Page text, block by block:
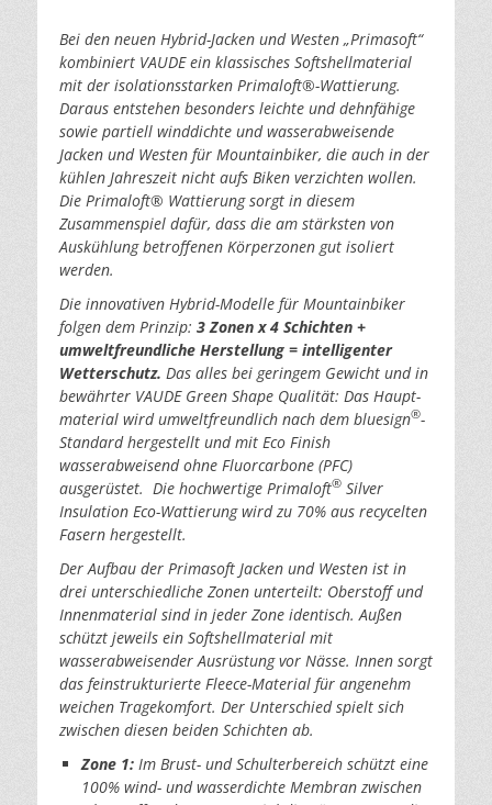
Bei den neuen Hybrid-Jacken und Westen „Primasoft“
kombiniert VAUDE ein klassisches Softshellmaterial
mit der isolationsstarken Primaloft®-Wattierung.
Daraus entstehen besonders leichte und dehnfähige
sowie partiell winddichte und wasserabweisende
Jacken und Westen für Mountainbiker, die auch in der
kühlen Jahreszeit nicht aufs Biken verzichten wollen.
Die Primaloft® Wattierung sorgt in diesem
Zusammenspiel dafür, dass die am stärksten von
Auskühlung betroffenen Körperzonen gut isoliert
werden.
Die innovativen Hybrid-Modelle für Mountainbiker
folgen dem Prinzip: 3 Zonen x 4 Schichten +
umweltfreundliche Herstellung = intelligenter
Wetterschutz. Das alles bei geringem Gewicht und in
bewährter VAUDE Green Shape Qualität: Das Haupt­
material wird umweltfreundlich nach dem bluesign®-
Standard hergestellt und mit Eco Finish
wasserabweisend ohne Fluorcarbone (PFC)
ausgerüstet. Die hochwertige Primaloft® Silver
Insulation Eco-Wattierung wird zu 70% aus recycelten
Fasern hergestellt.
Der Aufbau der Primasoft Jacken und Westen ist in
drei unterschiedliche Zonen unterteilt: Oberstoff und
Innenmaterial sind in jeder Zone identisch. Außen
schützt jeweils ein Softshellmaterial mit
wasserabweisender Ausrüstung vor Nässe. Innen sorgt
das feinstrukturierte Fleece-Material für angenehm
weichen Tragekomfort. Der Unterschied spielt sich
zwischen diesen beiden Schichten ab.
Zone 1: Im Brust- und Schulterbereich schützt eine
100% wind- und wasserdichte Membran zwischen